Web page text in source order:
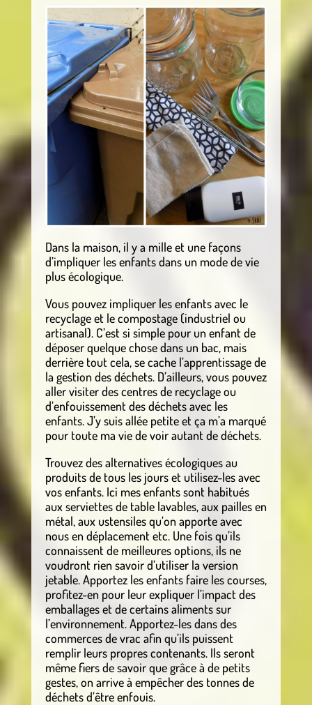
Dans la maison, il y a mille et une façons
d’impliquer les enfants dans un mode de vie
plus écologique.
Vous pouvez impliquer les enfants avec le
recyclage et le compostage (industriel ou
artisanal). C’est si simple pour un enfant de
déposer quelque chose dans un bac, mais
derrière tout cela, se cache l’apprentissage de
la gestion des déchets. D’ailleurs, vous pouvez
aller visiter des centres de recyclage ou
d’enfouissement des déchets avec les
enfants. J’y suis allée petite et ça m’a marqué
pour toute ma vie de voir autant de déchets.
Trouvez des alternatives écologiques au
produits de tous les jours et utilisez-les avec
vos enfants. Ici mes enfants sont habitués
aux serviettes de table lavables, aux pailles en
métal, aux ustensiles qu’on apporte avec
nous en déplacement etc. Une fois qu’ils
connaissent de meilleures options, ils ne
voudront rien savoir d’utiliser la version
jetable. Apportez les enfants faire les courses,
profitez-en pour leur expliquer l’impact des
emballages et de certains aliments sur
l’environnement. Apportez-les dans des
commerces de vrac afin qu’ils puissent
remplir leurs propres contenants. Ils seront
même fiers de savoir que grâce à de petits
gestes, on arrive à empêcher des tonnes de
déchets d’être enfouis.